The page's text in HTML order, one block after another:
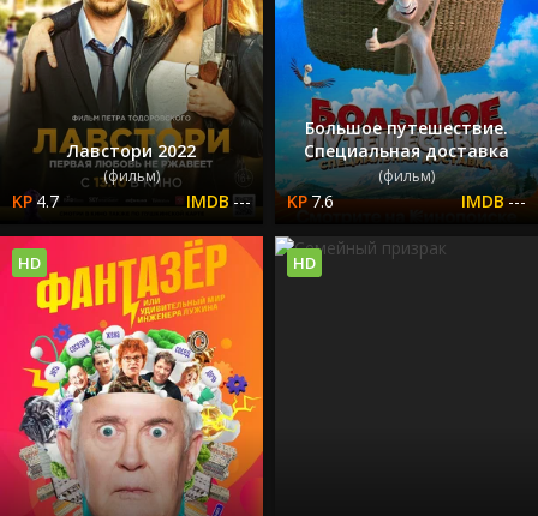
Лавстори 2022
(фильм)
4.7 ---
Большое путешествие.
Специальная доставка
(фильм)
7.6 ---
HD HD